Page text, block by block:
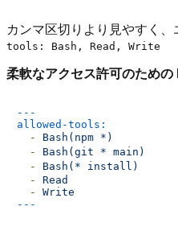
カンマ区切りより見やすく、
tools: Bash, Read, Write
柔軟なアクセス許可のため
---
allowed-tools:
-
Bash(npm *)
-
Bash(git * main)
-
Bash(* install)
-
Read
-
Write